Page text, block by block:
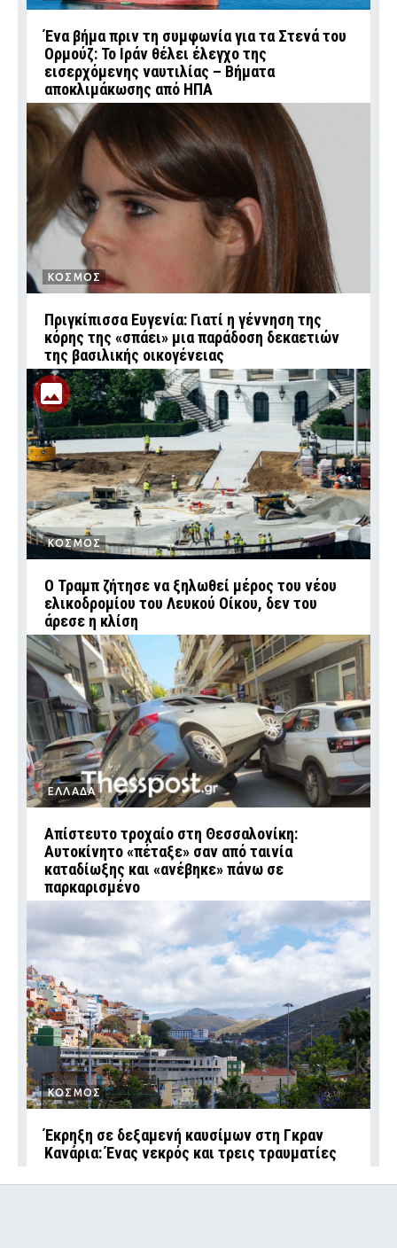
Ένα βήμα πριν τη συμφωνία για τα Στενά του
Ορμούζ: Το Ιράν θέλει έλεγχο της
εισερχόμενης ναυτιλίας – Βήματα
αποκλιμάκωσης από ΗΠΑ
ΚΟΣΜΟΣ
Πριγκίπισσα Ευγενία: Γιατί η γέννηση της
κόρης της «σπάει» μια παράδοση δεκαετιών
της βασιλικής οικογένειας
ΚΟΣΜΟΣ
Ο Τραμπ ζήτησε να ξηλωθεί μέρος του νέου
ελικοδρομίου του Λευκού Οίκου, δεν του
άρεσε η κλίση
ΕΛΛΑΔΑ
Απίστευτο τροχαίο στη Θεσσαλονίκη:
Αυτοκίνητο «πέταξε» σαν από ταινία
καταδίωξης και «ανέβηκε» πάνω σε
παρκαρισμένο
ΚΟΣΜΟΣ
Έκρηξη σε δεξαμενή καυσίμων στη Γκραν
Κανάρια: Ένας νεκρός και τρεις τραυματίες